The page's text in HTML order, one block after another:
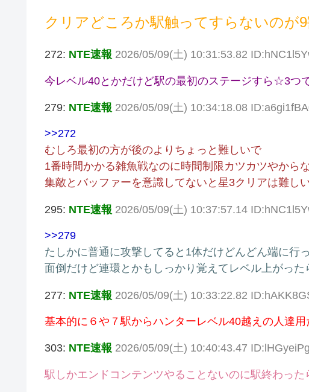
クリアどころか駅触ってすらないのが9
272: NTE速報 2026/05/09(土) 10:31:53.82
今レベル40とかだけど駅の最初のステージすら☆3つ
279: NTE速報 2026/05/09(土) 10:34:18.08
>>272
むしろ最初の方が後のよりちょっと難しいで
1番時間かかる雑魚戦なのに時間制限カツカツやから
集敵とバッファーを意識してないと星3クリアは難し
295: NTE速報 2026/05/09(土) 10:37:57.14
>>279
たしかに普通に攻撃してると1体だけどんどん端に行
面倒だけど連環とかもしっかり覚えてレベル上がった
277: NTE速報 2026/05/09(土) 10:33:22.82
基本的に６や７駅からハンターレベル40越えの人達用
303: NTE速報 2026/05/09(土) 10:40:43.47
駅しかエンドコンテンツやることないのに駅終わった